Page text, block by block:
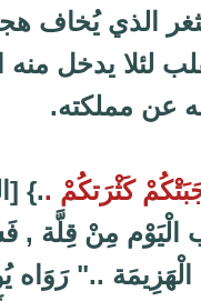
الذي يُخاف
لئلا يدخل
عن مملكته.
كَثْرَتكُمْ ..}
الْيَوْم مِنْ قِلَّة ,
.."